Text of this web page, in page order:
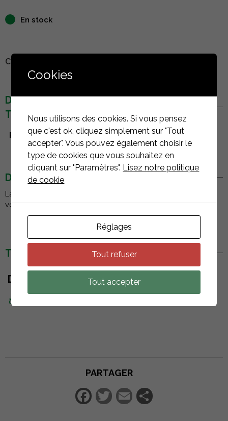
En stock
CONNECTEZ-VOUS POUR VOIR LE PRIX
DÉTAILS
TECHNIQUES
Fabricant AP Systems
DESCRIPTION
La fiche de terminaison du câble de bus AC d'APSystems
vous permet de sceller l'extrémité du câble AC.
TÉLÉCHARGEMENTS
DOCUMENTS
PARTAGER
Facebook
Twitter
Email
Cookies
Nous utilisons des cookies. Si vous pensez
que c'est ok, cliquez simplement sur "Tout
accepter". Vous pouvez également choisir le
type de cookies que vous souhaitez en
cliquant sur "Paramètres". Lisez notre politique
de cookie
Réglages
Tout refuser
Tout accepter